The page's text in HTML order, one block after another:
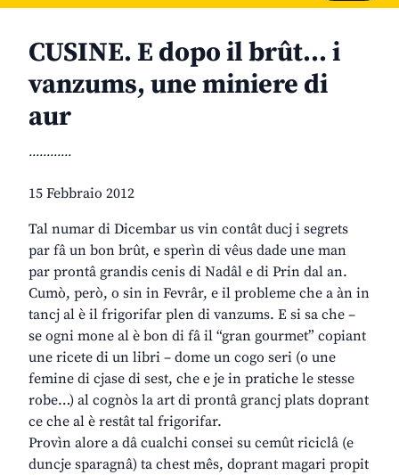
CUSINE. E dopo il brût… i
vanzums, une miniere di
aur
............
15 Febbraio 2012
Tal numar di Dicembar us vin contât ducj i segrets
par fâ un bon brût, e sperìn di vêus dade une man
par prontâ grandis cenis di Nadâl e di Prin dal an.
Cumò, però, o sin in Fevrâr, e il probleme che a àn in
tancj al è il frigorifar plen di vanzums. E si sa che –
se ogni mone al è bon di fâ il “gran gourmet” copiant
une ricete di un libri – dome un cogo seri (o une
femine di cjase di sest, che e je in pratiche le stesse
robe…) al cognòs la art di prontâ grancj plats doprant
ce che al è restât tal frigorifar.
Provìn alore a dâ cualchi consei su cemût riciclâ (e
duncje sparagnâ) ta chest mês, doprant magari propit